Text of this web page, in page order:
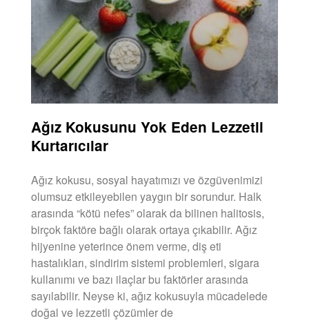
Ağız Kokusunu Yok Eden Lezzetli
Kurtarıcılar
Ağız kokusu, sosyal hayatımızı ve özgüvenimizi
olumsuz etkileyebilen yaygın bir sorundur. Halk
arasında “kötü nefes” olarak da bilinen halitosis,
birçok faktöre bağlı olarak ortaya çıkabilir. Ağız
hijyenine yeterince önem verme, diş eti
hastalıkları, sindirim sistemi problemleri, sigara
kullanımı ve bazı ilaçlar bu faktörler arasında
sayılabilir. Neyse ki, ağız kokusuyla mücadelede
doğal ve lezzetli çözümler de